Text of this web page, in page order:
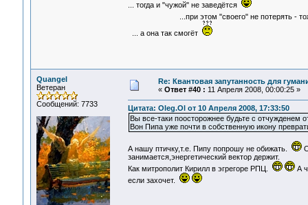
... тогда и "чужой" не заведётся
...при этом "своего" не потерять -
... а она так смогёт
Quangel
Ветеран
Сообщений: 7733
Re: Квантовая запутанность для
« Ответ #40 : 11 Апреля 2008, 00:00:25 »
Цитата: Oleg.Ol от 10 Апреля 2008, 17:33:50
Вы все-таки поосторожнее будьте с отчужденем
Вон Пипа уже почти в собственную икону
А нашу птичку,т.е. Пипу попрошу не обижать.
занимается,энергетический вектор держит.
Как митрополит Кирилл в эгрегоре РПЦ.
А
если захочет.